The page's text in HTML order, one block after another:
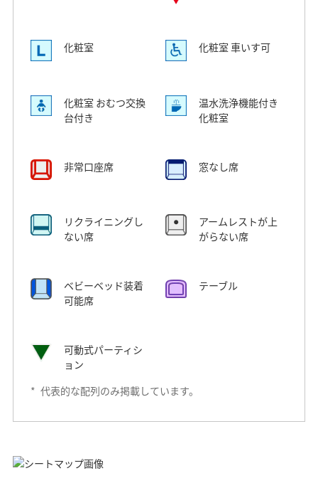
化粧室 化粧室 車いす可
化粧室 おむつ交換
台付き
温水洗浄機能付き
化粧室
非常口座席 窓なし席
リクライニングし
ない席
アームレストが上
がらない席
ベビーベッド装着
可能席
テーブル
可動式パーティシ
ョン
* 代表的な配列のみ掲載しています。